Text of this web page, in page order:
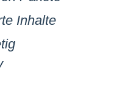
Inhalte